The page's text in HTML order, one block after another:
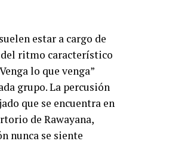
estar a cargo de
ritmo característico
lo que venga”
grupo. La percusión
que se encuentra en
de Rawayana,
nunca se siente